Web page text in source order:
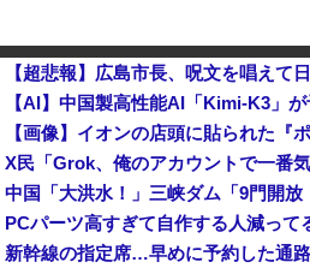
PCパーツ高すぎて自作する人減って